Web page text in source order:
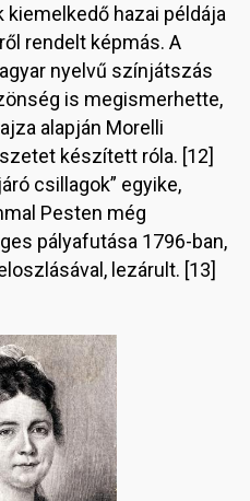
hazai példája
rendelt képmás. A
nyelvű színjátszás
is megismerhette,
alapján Morelli
készített róla. [12]
csillagok” egyike,
Pesten még
pályafutása 1796-ban,
lezárult. [13]